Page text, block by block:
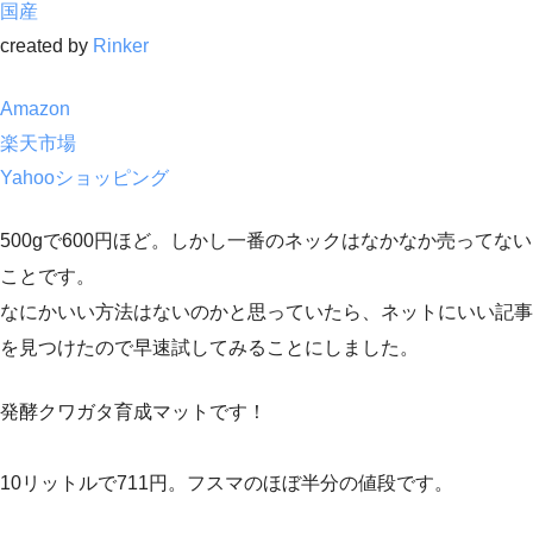
国産
created by Rinker
Amazon
楽天市場
Yahooショッピング
500gで600円ほど。しかし一番のネックはなかなか売ってない
ことです。
なにかいい方法はないのかと思っていたら、ネットにいい記事
を見つけたので早速試してみることにしました。
発酵クワガタ育成マットです！
10リットルで711円。フスマのほぼ半分の値段です。